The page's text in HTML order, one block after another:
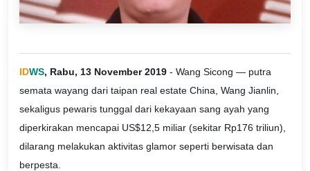
IDWS, Rabu, 13 November 2019 - Wang Sicong — putra
semata wayang dari taipan real estate China, Wang Jianlin,
sekaligus pewaris tunggal dari kekayaan sang ayah yang
diperkirakan mencapai US$12,5 miliar (sekitar Rp176 triliun),
dilarang melakukan aktivitas glamor seperti berwisata dan
berpesta.